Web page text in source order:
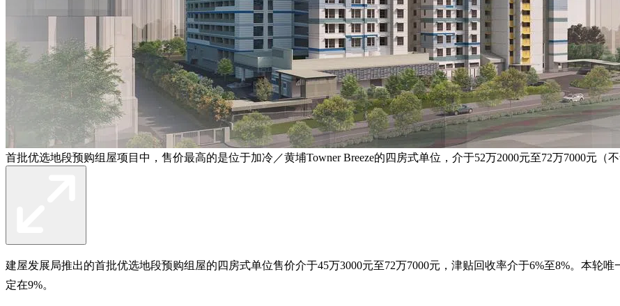
首批优选地段预购组屋项目中，售价最高的是位于加冷／黄埔Towner Breeze的四房式单位，介于52万2000元至72万7000元（
建屋发展局推出的首批优选地段预购组屋的四房式单位售价介于45万3000元至72万7000元，津贴回收率介于6%至8%。本轮
定在9%。